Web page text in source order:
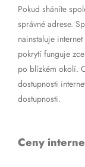
Pokud sháníte
správné adrese.
nainstaluje
pokrytí funguje
po blízkém okolí.
dostupnosti
dostupnosti.
Ceny